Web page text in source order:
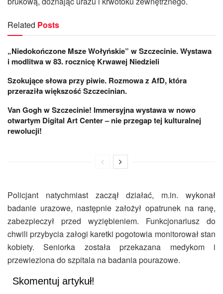
Related Posts
„Niedokończone Msze Wołyńskie” w Szczecinie. Wystawa
i modlitwa w 83. rocznicę Krwawej Niedzieli
Szokujące słowa przy piwie. Rozmowa z AfD, która
przeraziła większość Szczecinian.
Van Gogh w Szczecinie! Immersyjna wystawa w nowo
otwartym Digital Art Center – nie przegap tej kulturalnej
rewolucji!
Policjant natychmiast zaczął działać, m.in. wykonał
badanie urazowe, następnie założył opatrunek na ranę,
zabezpieczył przed wyziębieniem. Funkcjonariusz do
chwili przybycia załogi karetki pogotowia monitorował stan
kobiety. Seniorka została przekazana medykom i
przewieziona do szpitala na badania pourazowe.
Skomentuj artykuł!